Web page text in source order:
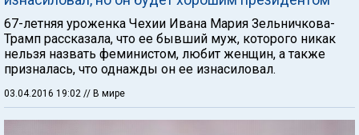
67-летняя уроженка Чехии Ивана Мария Зельничкова-
Трамп рассказала, что ее бывший муж, которого никак
нельзя назвать феминистом, любит женщин, а также
призналась, что однажды он ее изнасиловал.
03.04.2016 19:02 // В мире